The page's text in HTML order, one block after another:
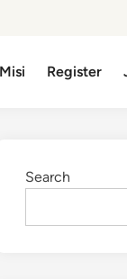
Register
Search